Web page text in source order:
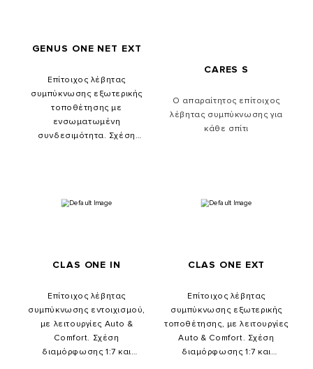
GENUS ONE NET EXT
Επίτοιχος λέβητας
συμπύκνωσης εξωτερικής
τοποθέτησης με
ενσωματωμένη
συνδεσιμότητα. Σχέση
εξ'αποστάσεως.
CARES S
Ο απαραίτητος επίτοιχος
λέβητας συμπύκνωσης για
κάθε σπίτι
CLAS ONE IN
Επίτοιχος λέβητας
συμπύκνωσης εντοιχισμού,
με λειτουργίες Auto &
Comfort. Σχέση
διαμόρφωσης 1:7 και
CLAS ONE EXT
Επίτοιχος λέβητας
συμπύκνωσης εξωτερικής
τοποθέτησης, με λειτουργίες
Auto & Comfort. Σχέση
διαμόρφωσης 1:7 και